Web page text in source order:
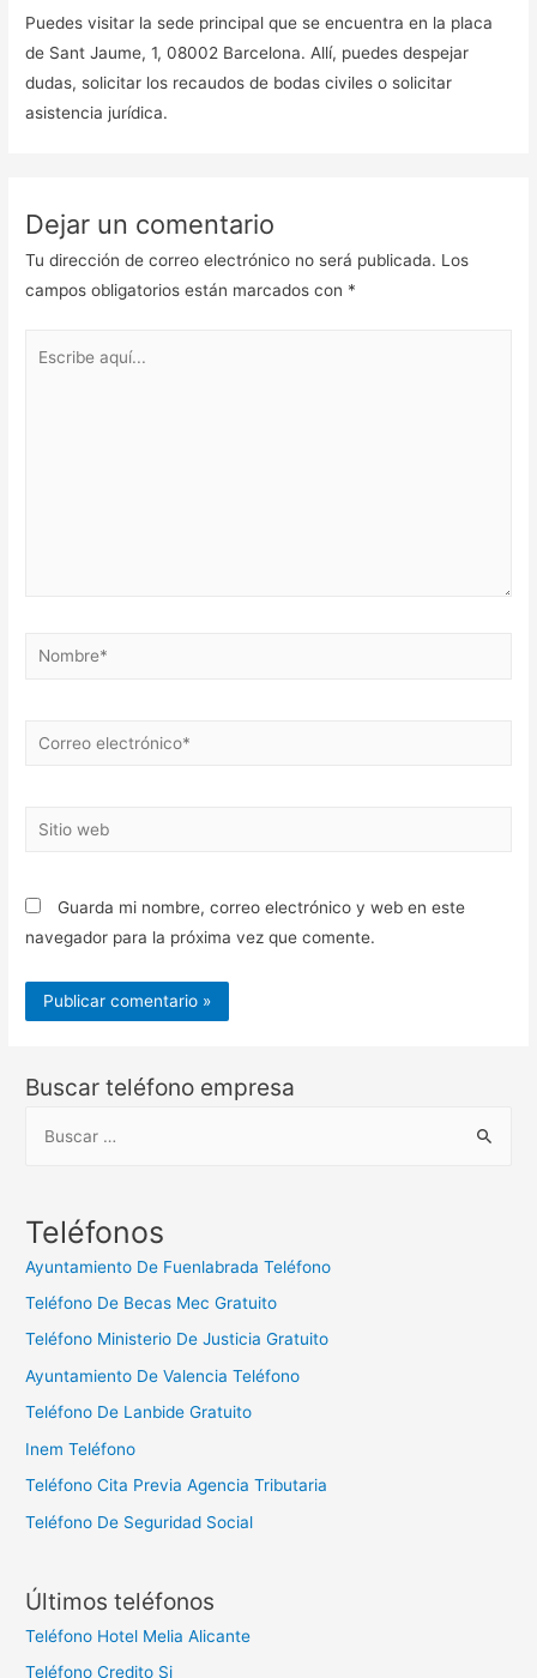
Puedes visitar la sede principal que se encuentra en la placa
de Sant Jaume, 1, 08002 Barcelona. Allí, puedes despejar
dudas, solicitar los recaudos de bodas civiles o solicitar
asistencia jurídica.
Dejar un comentario
Tu dirección de correo electrónico no será publicada. Los
campos obligatorios están marcados con *
Nombre*
Correo
Sitio
Guarda mi nombre, correo electrónico y web en este
navegador para la próxima vez que comente.
Buscar teléfono empresa
c
:
Teléfonos
Ayuntamiento De Fuenlabrada Teléfono
Teléfono De Becas Mec Gratuito
Teléfono Ministerio De Justicia Gratuito
Ayuntamiento De Valencia Teléfono
Teléfono De Lanbide Gratuito
Inem Teléfono
Teléfono Cita Previa Agencia Tributaria
Teléfono De Seguridad Social
Últimos teléfonos
Teléfono Hotel Melia Alicante
Teléfono Credito Si